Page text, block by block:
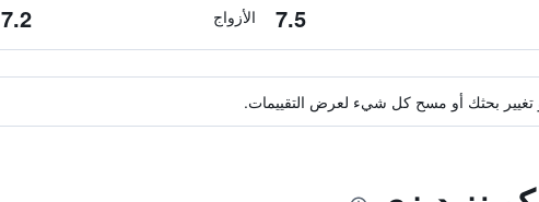
7.5 الأزواج 7.2
تغيير بحثك أو مسح كل شيء لعرض التقييمات.